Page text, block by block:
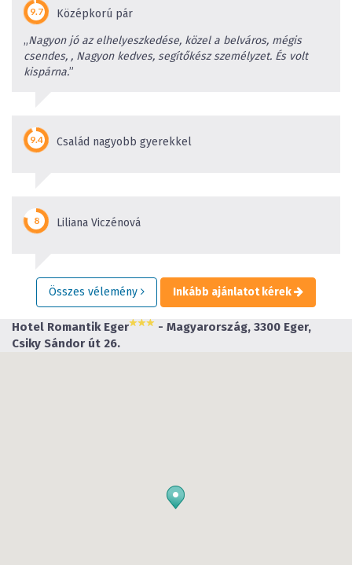
Középkorú pár
„Nagyon jó az elhelyeszkedése, közel a belváros, mégis
csendes, , Nagyon kedves, segítőkész személyzet. És volt
kispárna.”
Család nagyobb gyerekkel
Liliana Viczénová
Összes vélemény Inkább ajánlatot kérek
Hotel Romantik Eger
- Magyarország, 3300 Eger,
Csiky Sándor út 26.